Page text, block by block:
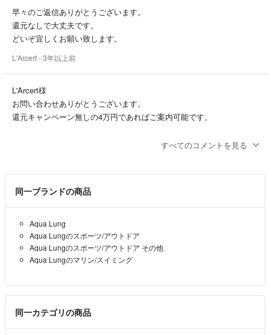
早々のご返信ありがとうございます。
還元なしで大丈夫です。
どいぞ宜しくお願い致します。
L'Arcert- 3年以上前
L'Arcert様
お問い合わせありがとうございます。
還元キャンペーン無しの4万円であればご案内可能です。
できませんでしょうか？
お手数をおかけしますが、ご検討の程おねがいいたします。
L'Arcert- 3年以上前
すべてのコメントを見る
同一ブランドの商品
Aqua Lung
Aqua Lungのスポーツ/アウトドア
Aqua Lungのスポーツ/アウトドア その他
Aqua Lungのマリン/スイミング
同一カテゴリの商品